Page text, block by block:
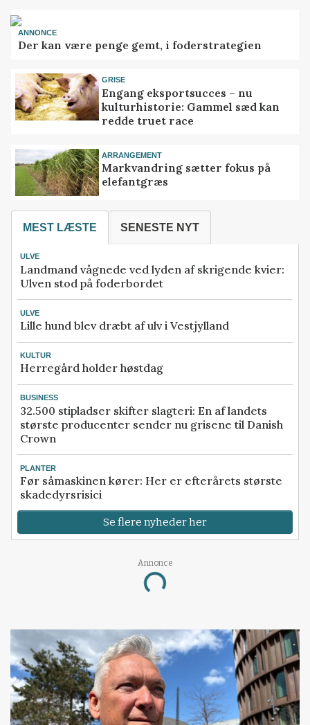
ANNONCE
Der kan være penge gemt, i foderstrategien
GRISE
Engang eksportsucces – nu
kulturhistorie: Gammel sæd kan
redde truet race
ARRANGEMENT
Markvandring sætter fokus på
elefantgræs
MEST LÆSTE SENESTE NYT
ULVE
Landmand vågnede ved lyden af skrigende kvier:
Ulven stod på foderbordet
ULVE
Lille hund blev dræbt af ulv i Vestjylland
KULTUR
Herregård holder høstdag
BUSINESS
32.500 stipladser skifter slagteri: En af landets
største producenter sender nu grisene til Danish
Crown
PLANTER
Før såmaskinen kører: Her er efterårets største
skadedyrsrisici
Se flere nyheder her
Annonce
Loading...